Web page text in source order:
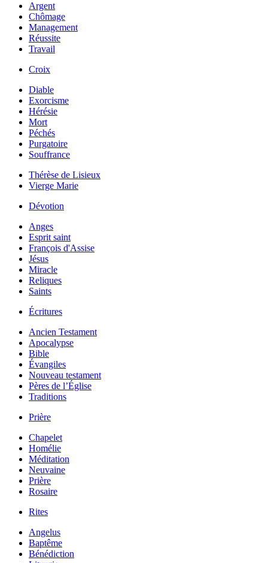
Argent
Chômage
Management
Réussite
Travail
Croix
Diable
Exorcisme
Hérésie
Mort
Péchés
Purgatoire
Souffrance
Thérèse de Lisieux
Vierge Marie
Dévotion
Anges
Esprit saint
François d'Assise
Jésus
Miracle
Reliques
Saints
Écritures
Ancien Testament
Apocalypse
Bible
Évangiles
Nouveau testament
Pères de l’Église
Traditions
Prière
Chapelet
Homélie
Méditation
Neuvaine
Prière
Rosaire
Rites
Angelus
Baptême
Bénédiction